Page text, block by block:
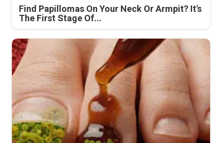
Find Papillomas On Your Neck Or Armpit? It's
The First Stage Of...